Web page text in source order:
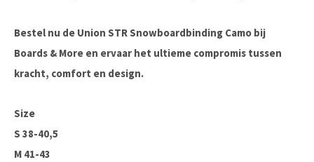
Bestel nu de Union STR Snowboardbinding Camo bij
Boards & More en ervaar het ultieme compromis tussen
kracht, comfort en design.
Size
S 38-40,5
M 41-43